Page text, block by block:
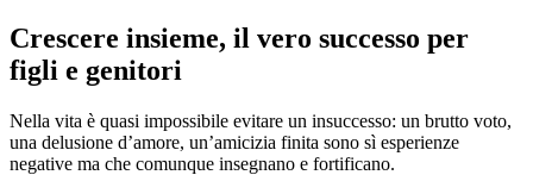
Crescere insieme, il vero successo per
figli e genitori
Nella vita è quasi impossibile evitare un insuccesso: un brutto voto,
una delusione d’amore, un’amicizia finita sono sì esperienze
negative ma che comunque insegnano e fortificano.